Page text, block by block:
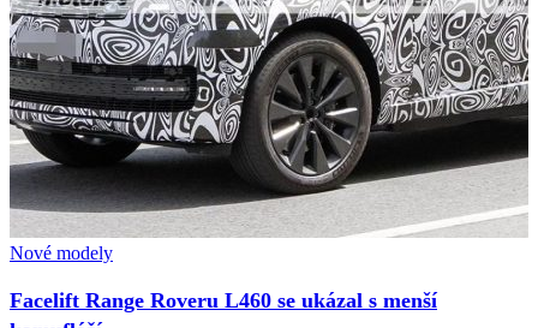
Nové modely
Facelift Range Roveru L460 se ukázal s menší